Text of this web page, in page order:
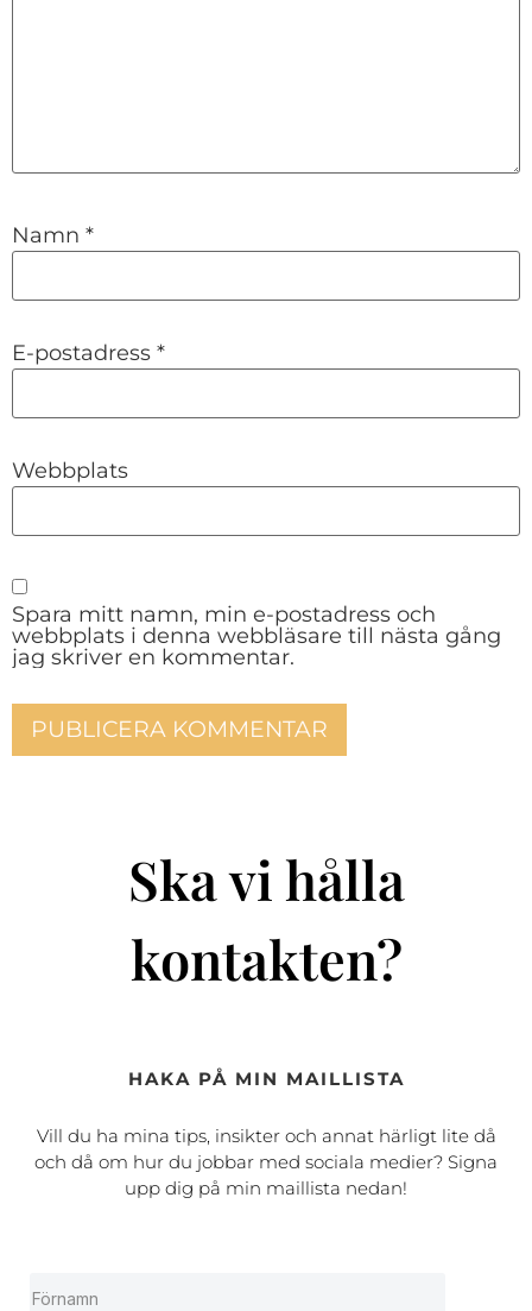
Namn *
E-postadress *
Webbplats
Spara mitt namn, min e-postadress och
webbplats i denna webbläsare till nästa gång
jag skriver en kommentar.
Ska vi hålla
kontakten?
HAKA PÅ MIN MAILLISTA
Vill du ha mina tips, insikter och annat härligt lite då
och då om hur du jobbar med sociala medier? Signa
upp dig på min maillista nedan!